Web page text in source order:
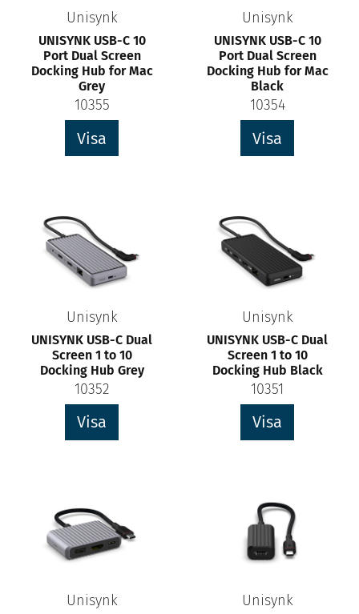
Unisynk
UNISYNK USB-C 10
Port Dual Screen
Docking Hub for Mac
Grey
10355
Visa
Unisynk
UNISYNK USB-C 10
Port Dual Screen
Docking Hub for Mac
Black
10354
Visa
Unisynk
UNISYNK USB-C Dual
Screen 1 to 10
Docking Hub Grey
10352
Visa
Unisynk
UNISYNK USB-C Dual
Screen 1 to 10
Docking Hub Black
10351
Visa
Unisynk Unisynk